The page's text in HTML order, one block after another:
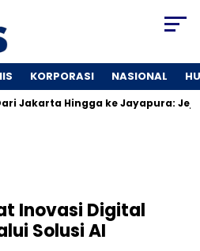
KORPORASI NASIONAL
Hingga ke Jayapura:
Inovasi Digital
Solusi AI